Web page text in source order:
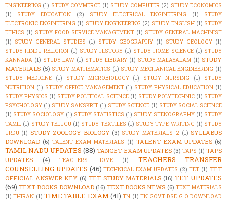
ENGINEERING (1) STUDY COMMERCE (1) STUDY COMPUTER (2) STUDY ECONOMICS
(1)
STUDY EDUCATION (2) STUDY ELECTRICAL ENGINEERING (1)
STUDY
ELECTRONIC ENGINEERING (1) STUDY ENGINEERING (2) STUDY ENGLISH (1) STUDY
ETHICS (1) STUDY FOOD SERVICE MANAGEMENT (1) STUDY GENERAL MACHINIST
(1) STUDY GENERAL STUDIES (1) STUDY GEOGRAPHY (1) STUDY GEOLOGY (1)
STUDY HINDU RELIGION (1) STUDY HISTORY (1) STUDY HOME SCIENCE (1) STUDY
KANNADA (1) STUDY LAW (1) STUDY LIBRARY (1) STUDY MALAYALAM (1) STUDY
MATERIALS (5) STUDY MATHEMATICS (1) STUDY MECHANICAL ENGINEERING (1)
STUDY MEDICINE
(1) STUDY MICROBIOLOGY (1) STUDY NURSING (1)
STUDY
NUTRITION (1) STUDY OFFICE MANAGEMENT (1) STUDY PHYSICAL EDUCATION (1)
STUDY PHYSICS (1) STUDY POLITICAL SCIENCE (1) STUDY POLYTECHNIC (1) STUDY
PSYCHOLOGY (1) STUDY SANSKRIT (1) STUDY SCIENCE (1) STUDY SOCIAL SCIENCE
(1) STUDY SOCIOLOGY (1) STUDY STATISTICS (1) STUDY STENOGRAPHY (1) STUDY
TAMIL (1) STUDY TELUGU (1) STUDY TEXTILES (1) STUDY TYPE WRITING (1) STUDY
URDU (1) STUDY ZOOLOGY-BIOLOGY (3) STUDY_MATERIALS_2 (1) SYLLABUS
DOWNLOAD (6) TALENT EXAM MATERIALS (1) TALENT EXAM UPDATES (6)
TAMIL NADU UPDATES (88) TANCET EXAM UPDATES (3) TAPS (1) TAPS
UPDATES
(4) TEACHERS HOME (1)
TEACHERS TRANSFER
COUNSELLING UPDATES (46) TECHNICAL EXAM UPDATES (2) TET (1) TET
OFFICIAL ANSWER KEY (6) TET STUDY MATERIALS (16) TET UPDATES
(69) TEXT BOOKS DOWNLOAD (16) TEXT BOOKS NEWS (6) TEXT MATERIALS
(1) THIRAN (1) TIME TABLE EXAM (41) TN (1) TN GOVT DSE G.O DOWNLOAD